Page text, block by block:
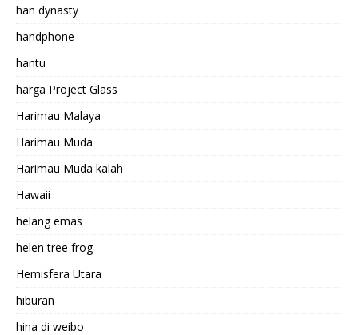
han dynasty
handphone
hantu
harga Project Glass
Harimau Malaya
Harimau Muda
Harimau Muda kalah
Hawaii
helang emas
helen tree frog
Hemisfera Utara
hiburan
hina di weibo